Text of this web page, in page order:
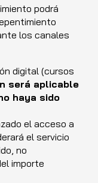
podrá
los canales
digital (cursos
será aplicable
haya sido
el acceso a
el servicio
no
importe